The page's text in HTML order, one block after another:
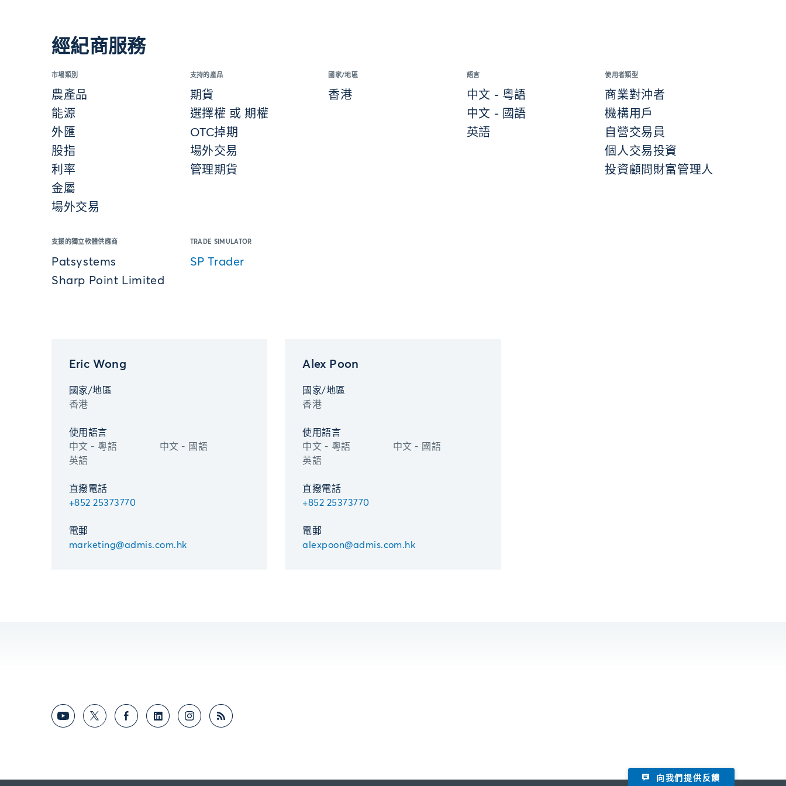
經紀商服務
市場類別
農產品
能源
外匯
股指
利率
金屬
場外交易
支持的產品
期貨
選擇權 或 期權
OTC掉期
場外交易
管理期貨
國家/地區
香港
語言
中文 - 粵語
中文 - 國語
英語
使用者類型
商業對沖者
機構用戶
自營交易員
個人交易投資
投資顧問財富管理人
支援的獨立軟體供應商
Patsystems
Sharp Point Limited
TRADE SIMULATOR
SP Trader
Eric Wong
國家/地區
香港
使用語言
中文 - 粵語
中文 - 國語
英語
直撥電話
+852 25373770
電郵
marketing@admis.com.hk
Alex Poon
國家/地區
香港
使用語言
中文 - 粵語
中文 - 國語
英語
直撥電話
+852 25373770
電郵
alexpoon@admis.com.hk
向我們提供反饋